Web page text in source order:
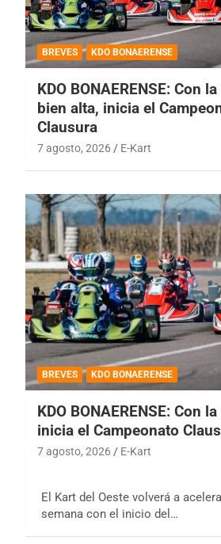
BREVES KDO BONAERENSE
KDO BONAERENSE: Con
bien alta, inicia el
Clausura
7 agosto, 2026 E-Kart
BREVES KDO BONAERENSE
KDO BONAERENSE: Con
inicia el Campeonato
7 agosto, 2026 E-Kart
El Kart del Oeste volverá a
semana con el inicio del…